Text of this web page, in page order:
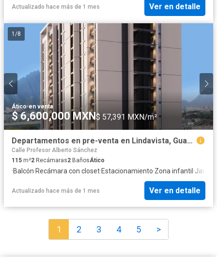
Actualizado hace más de 1 mes Ver en detalle
1 /8
Ático·en venta
$ 6,600,000 MXN$ 57,391 MXN/m²
Departamentos en pre-venta en Lindavista, Guadalupe, Nuevo León. (PTorres)
Calle Profesor Alberto Sánchez
115 m²2 Recámaras2 BañosÁtico
·Balcón·Recámara con closet·Estacionamiento·Zona infantil ·Jardín
Actualizado hace más de 1 mes Ver en detalle
1 2 3 4 5 >